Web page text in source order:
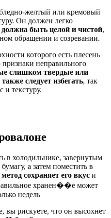
желтый или кремовый
Он должен легко
быть целой и чистой,
обращении и созревании.
которого есть плесень
признаки неправильного
слишком твердые или
следует избегать, так
и текстуру.
в холодильнике, завернутым
а затем поместить в
сохраняет его вкус и
хранен��е может
недель
вы рискуете, что он высохнет